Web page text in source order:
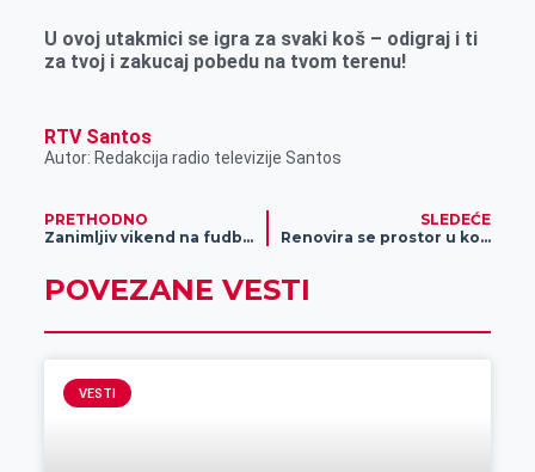
U ovoj utakmici se igra za svaki koš – odigraj i ti
za tvoj i zakucaj pobedu na tvom terenu!
RTV Santos
Autor: Redakcija radio televizije Santos
PRETHODNO
Zanimljiv vikend na fudbalskim terenima
SLEDEĆE
Renovira se prostor u kom će biti premešten respiratorni centar
POVEZANE VESTI
VESTI